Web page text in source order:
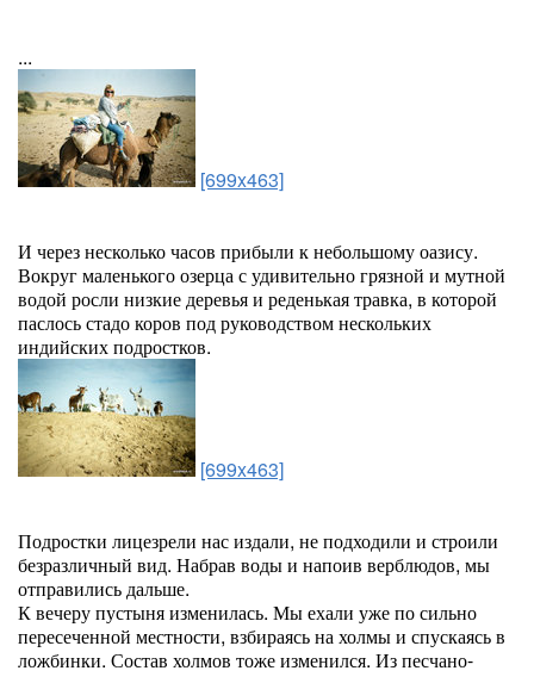
...
[699x463]
И через несколько часов прибыли к небольшому оазису.
Вокруг маленького озерца с удивительно грязной и мутной
водой росли низкие деревья и реденькая травка, в которой
паслось стадо коров под руководством нескольких
индийских подростков.
[699x463]
Подростки лицезрели нас издали, не подходили и строили
безразличный вид. Набрав воды и напоив верблюдов, мы
отправились дальше.
К вечеру пустыня изменилась. Мы ехали уже по сильно
пересеченной местности, взбираясь на холмы и спускаясь в
ложбинки. Состав холмов тоже изменился. Из песчано-